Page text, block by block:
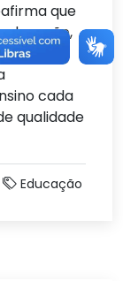
que
os
cada
qualidade
Educação